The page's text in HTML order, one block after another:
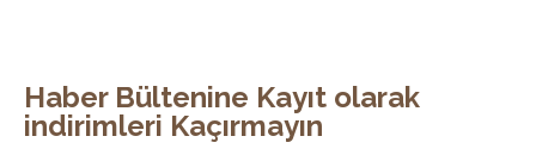
Haber Bültenine Kayıt olarak
indirimleri Kaçırmayın